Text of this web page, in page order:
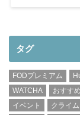
タグ
FODプレミアム
WATCHA
おすす
イベント
クライム